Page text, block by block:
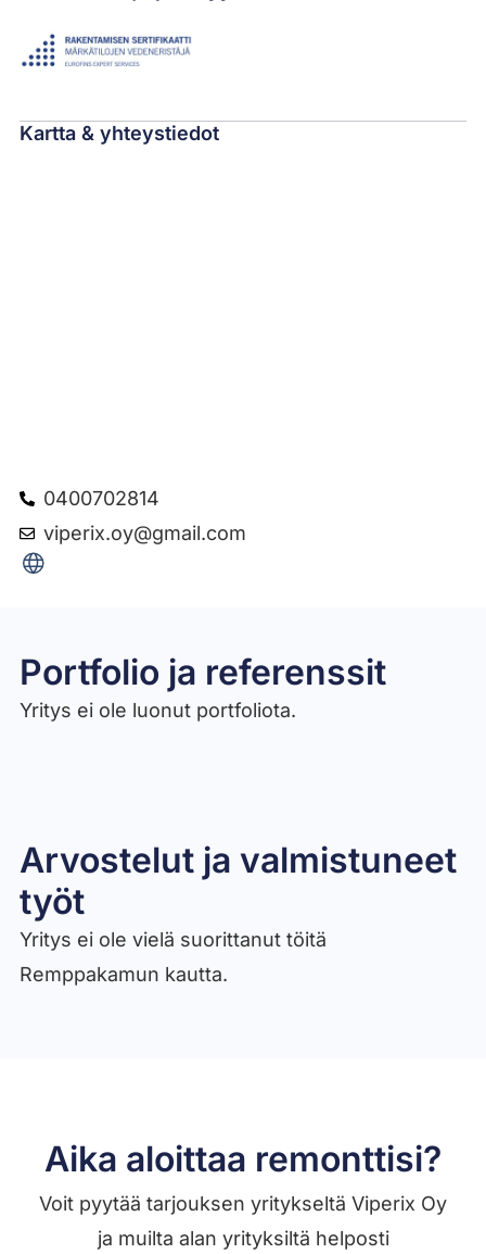
Kartta & yhteystiedot
0400702814
viperix.oy@gmail.com
Portfolio ja referenssit
Yritys ei ole luonut portfoliota.
Arvostelut ja valmistuneet
työt​
Yritys ei ole vielä suorittanut töitä
Remppakamun kautta.
Aika aloittaa remonttisi?
Voit pyytää tarjouksen yritykseltä Viperix Oy
ja muilta alan yrityksiltä helposti